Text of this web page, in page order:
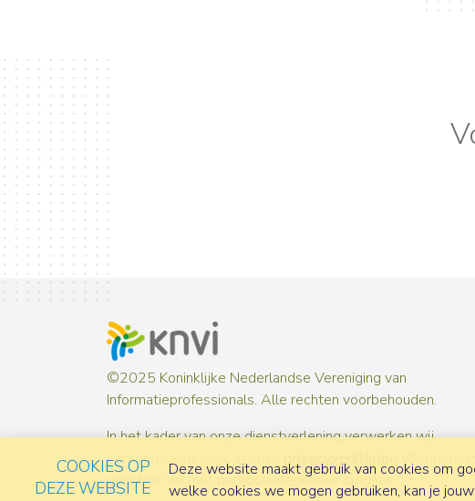
©2025 Koninklijke Nederlandse Vereniging van
Informatieprofessionals. Alle rechten voorbehouden.
In het kader van onze dienstverlening verwerken wij
persoonsgegevens. In onze
over hoe wij met persoonsgegevens omgaan.
COOKIES OP
DEZE WEBSITE
Deze website maakt gebruik van cookies om
welke cookies we mogen gebruiken, kan je